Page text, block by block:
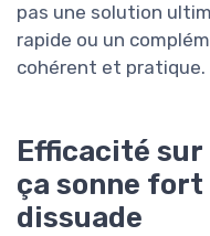
pas une solution
rapide ou un
cohérent et pratique.
Efficacité
ça sonne fort
dissuade